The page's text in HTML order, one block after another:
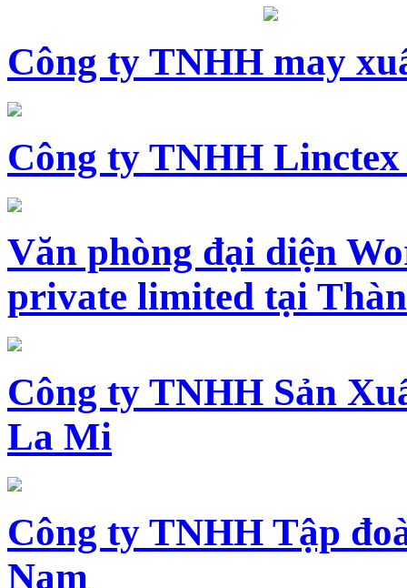
Công ty TNHH may
Công ty TNHH Linctex
Văn phòng đại diện
private limited tại
Công ty TNHH Sản
La Mi
Công ty TNHH Tập
Nam